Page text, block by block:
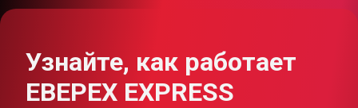
Узнайте, как работает
EBEPEX EXPRESS